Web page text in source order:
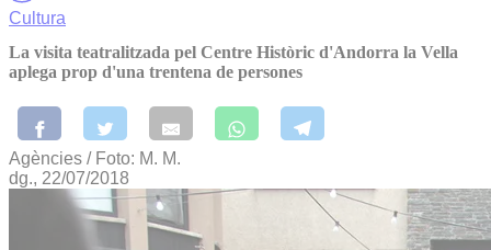
Cultura
La visita teatralitzada pel Centre Històric d'Andorra la Vella
aplega prop d'una trentena de persones
Agències / Foto: M. M.
dg., 22/07/2018